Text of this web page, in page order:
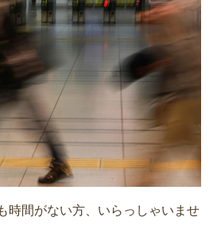
時間がない方、いらっしゃいませ